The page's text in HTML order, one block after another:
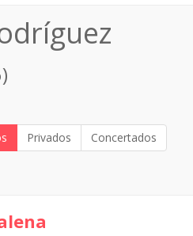
Privados Concertados